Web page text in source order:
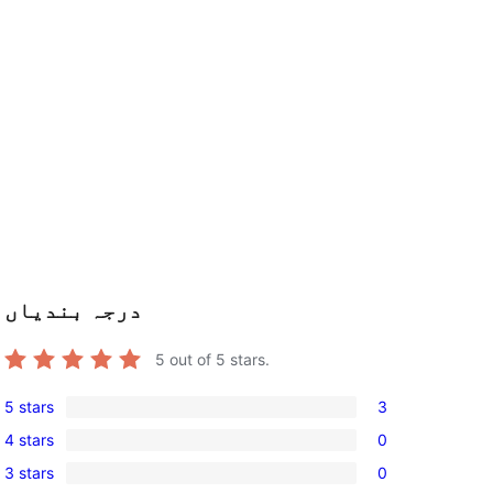
درجہ بندیاں
5 out of 5 stars.
3
5-
star
5 stars 3
0
4-
4 stars 0
0
3 stars 0